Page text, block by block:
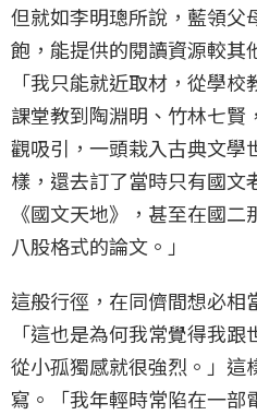
但就如李明璁所說，藍領父
飽，能提供的閱讀資源較其
「我只能就近取材，從學
課堂教到陶淵明、竹林七賢
觀吸引，一頭栽入古典文學
樣，還去訂了當時只有國文
《國文天地》，甚至在國
八股格式的論文。」
這般行徑，在同儕間想必相
「這也是為何我常覺得我
從小孤獨感就很強烈。」這
寫。「我年輕時常陷在一部